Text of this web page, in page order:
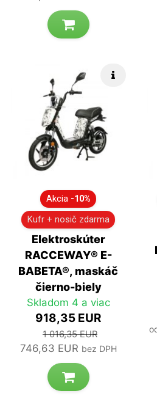
Akcia -10%
Kufr + nosič zdarma
Elektroskúter
RACCEWAY® E-
BABETA®, maskáč
čierno-biely
Skladom 4 a viac
918,35 EUR
1 016,35 EUR
746,63 EUR bez DPH